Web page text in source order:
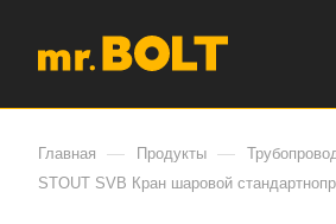
Главная — Продукты —
STOUT SVB Кран шаровой